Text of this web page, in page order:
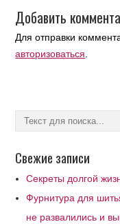
Добавить
Для отправки
авторизоваться
Свежие записи
Секреты долгой
Фурнитура для
не развалились и